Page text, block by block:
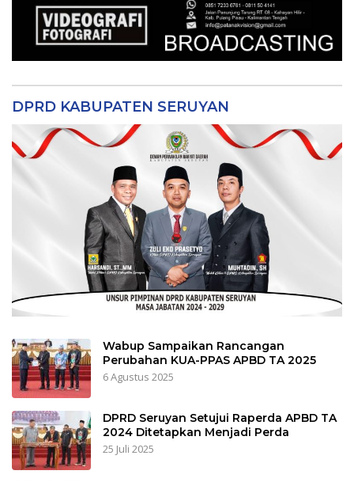
DPRD KABUPATEN SERUYAN
Wabup Sampaikan Rancangan
Perubahan KUA-PPAS APBD TA 2025
6 Agustus 2025
DPRD Seruyan Setujui Raperda APBD TA
2024 Ditetapkan Menjadi Perda
25 Juli 2025